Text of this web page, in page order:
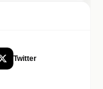
Twitter